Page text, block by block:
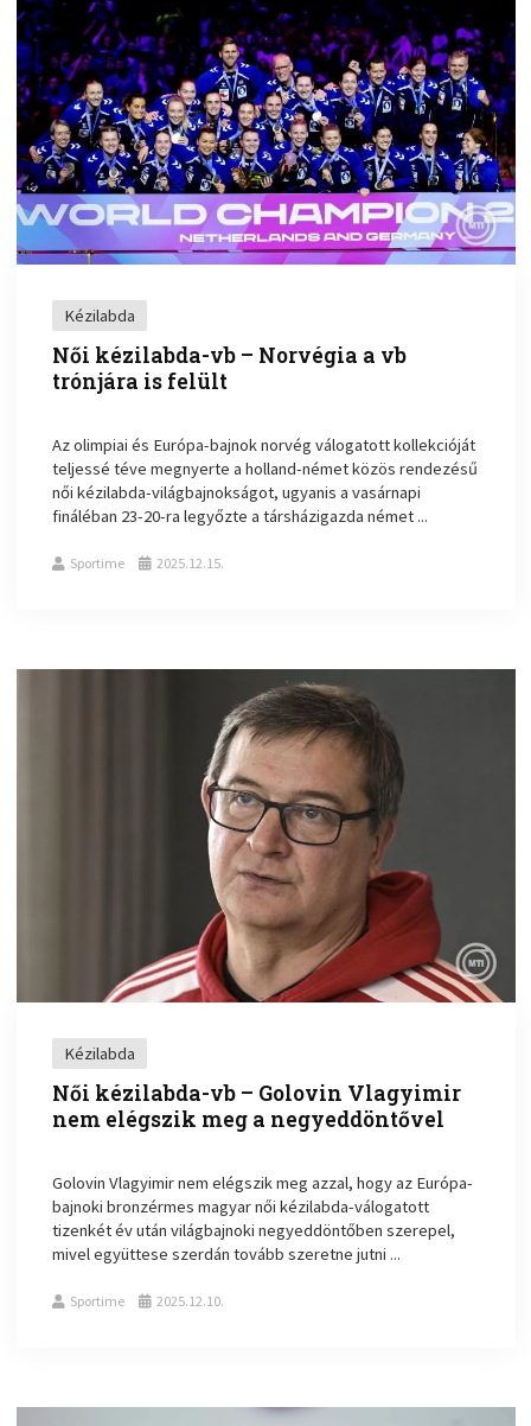
Kézilabda
Női kézilabda-vb – Norvégia a vb
trónjára is felült
Az olimpiai és Európa-bajnok norvég válogatott kollekcióját
teljessé téve megnyerte a holland-német közös rendezésű
női kézilabda-világbajnokságot, ugyanis a vasárnapi
fináléban 23-20-ra legyőzte a társházigazda német ...
Sportime 2025.12.15.
Kézilabda
Női kézilabda-vb – Golovin Vlagyimir
nem elégszik meg a negyeddöntővel
Golovin Vlagyimir nem elégszik meg azzal, hogy az Európa-
bajnoki bronzérmes magyar női kézilabda-válogatott
tizenkét év után világbajnoki negyeddöntőben szerepel,
mivel együttese szerdán tovább szeretne jutni ...
Sportime 2025.12.10.